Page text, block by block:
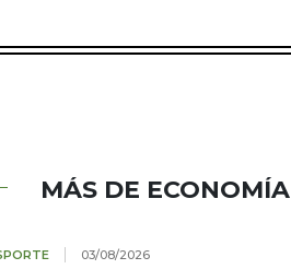
MÁS DE ECONOMÍA
03/08/2026